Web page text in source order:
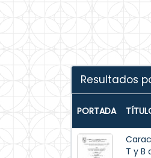
Resultados
PORTADA
T y B